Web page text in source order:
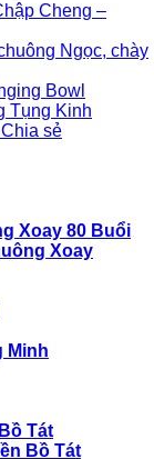
Cheng –
Ngọc, chày
Bowl
Tụng Kinh
sẻ
Xoay 80 Buổi
Xoay
Minh
Tát
Bồ Tát